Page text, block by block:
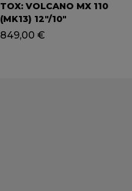
TOX: VOLCANO MX 110
(MK13) 12″/10″
849,00 €